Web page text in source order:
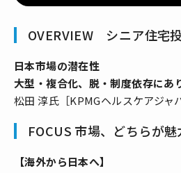
OVERVIEW シニア住宅
日本市場の潜在性
大型・複合化、脱・制度依存にあ
松田 淳氏［KPMGヘルスケアジャ
FOCUS 市場、どちらが魅
【海外から日本へ】